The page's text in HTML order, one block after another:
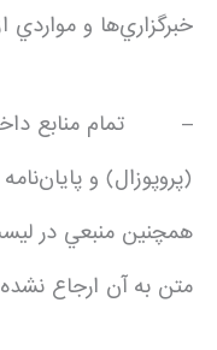
خبرگزاري‌ها و مواردي
– تمام منابع
(پروپوزال) و
همچنين منبعي در
متن به آن ارجاع